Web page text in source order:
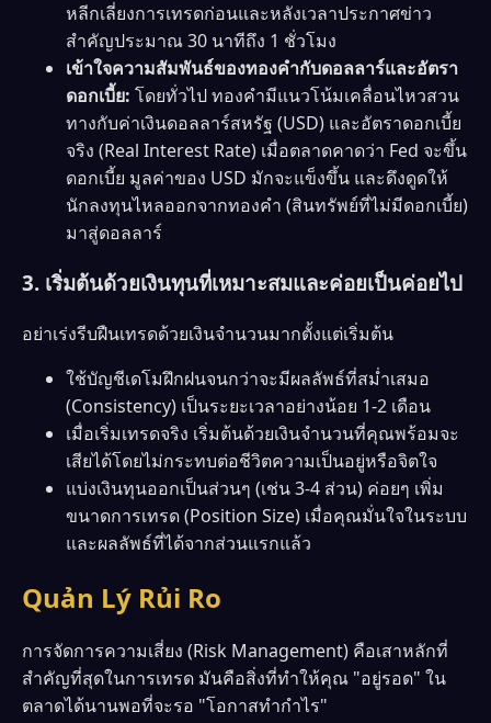
หลีกเลี่ยงการเทรดก่อนและหลังเวลาประกาศข่าว
สำคัญประมาณ 30 นาทีถึง 1 ชั่วโมง
เข้าใจความสัมพันธ์ของทองคำกับดอลลาร์และอัตรา
ดอกเบี้ย: โดยทั่วไป ทองคำมีแนวโน้มเคลื่อนไหวสวน
ทางกับค่าเงินดอลลาร์สหรัฐ (USD) และอัตราดอกเบี้ย
จริง (Real Interest Rate) เมื่อตลาดคาดว่า Fed จะขึ้น
ดอกเบี้ย มูลค่าของ USD มักจะแข็งขึ้น และดึงดูดให้
นักลงทุนไหลออกจากทองคำ (สินทรัพย์ที่ไม่มีดอกเบี้ย)
มาสู่ดอลลาร์
3. เริ่มต้นด้วยเงินทุนที่เหมาะสมและค่อยเป็นค่อยไป
อย่าเร่งรีบฝืนเทรดด้วยเงินจำนวนมากตั้งแต่เริ่มต้น
ใช้บัญชีเดโมฝึกฝนจนกว่าจะมีผลลัพธ์ที่สม่ำเสมอ
(Consistency) เป็นระยะเวลาอย่างน้อย 1-2 เดือน
เมื่อเริ่มเทรดจริง เริ่มต้นด้วยเงินจำนวนที่คุณพร้อมจะ
เสียได้โดยไม่กระทบต่อชีวิตความเป็นอยู่หรือจิตใจ
แบ่งเงินทุนออกเป็นส่วนๆ (เช่น 3-4 ส่วน) ค่อยๆ เพิ่ม
ขนาดการเทรด (Position Size) เมื่อคุณมั่นใจในระบบ
และผลลัพธ์ที่ได้จากส่วนแรกแล้ว
Quản Lý Rủi Ro
การจัดการความเสี่ยง (Risk Management) คือเสาหลักที่
สำคัญที่สุดในการเทรด มันคือสิ่งที่ทำให้คุณ "อยู่รอด" ใน
ตลาดได้นานพอที่จะรอ "โอกาสทำกำไร"